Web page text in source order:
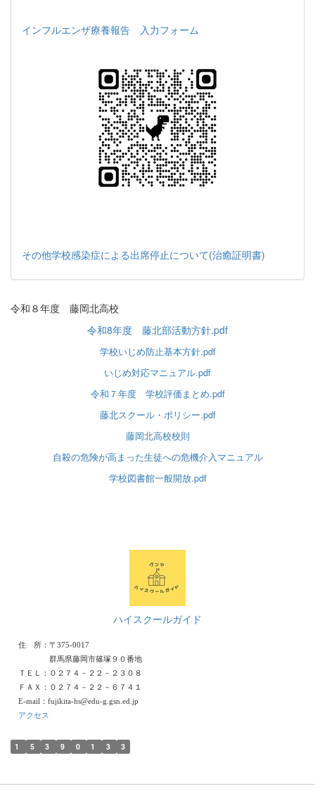
インフルエンザ療養報告 入力フォーム
その他学校感染症による出席停止について(治癒証明書)
令和８年度 藤岡北高校
令和8年度 藤北部活動方針.pdf
学校いじめ防止基本方針.pdf
いじめ対応マニュアル.pdf
令和７年度 学校評価まとめ.pdf
藤北スクール・ポリシー.pdf
藤岡北高校校則
自殺の危険が高まった生徒への危機介入マニュアル
学校図書館一般開放.pdf
ハイスクールガイド
住 所：〒375-0017
群馬県藤岡市篠塚９０番地
ＴＥＬ：０２７４－２２－２３０８
ＦＡＸ：０２７４－２２－６７４１
E-mail：fujikita-hs@edu-g.gsn.ed.jp
アクセス
1 5 3 9 0 1 3 3